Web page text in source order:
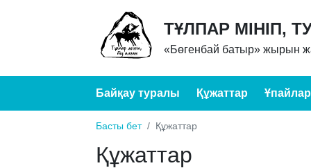
ТҰЛПАР МІНІП,
«Бөгенбай батыр» жырын
Байқау туралы Құжаттар Ұпайлар
Басты бет Құжаттар
Құжаттар